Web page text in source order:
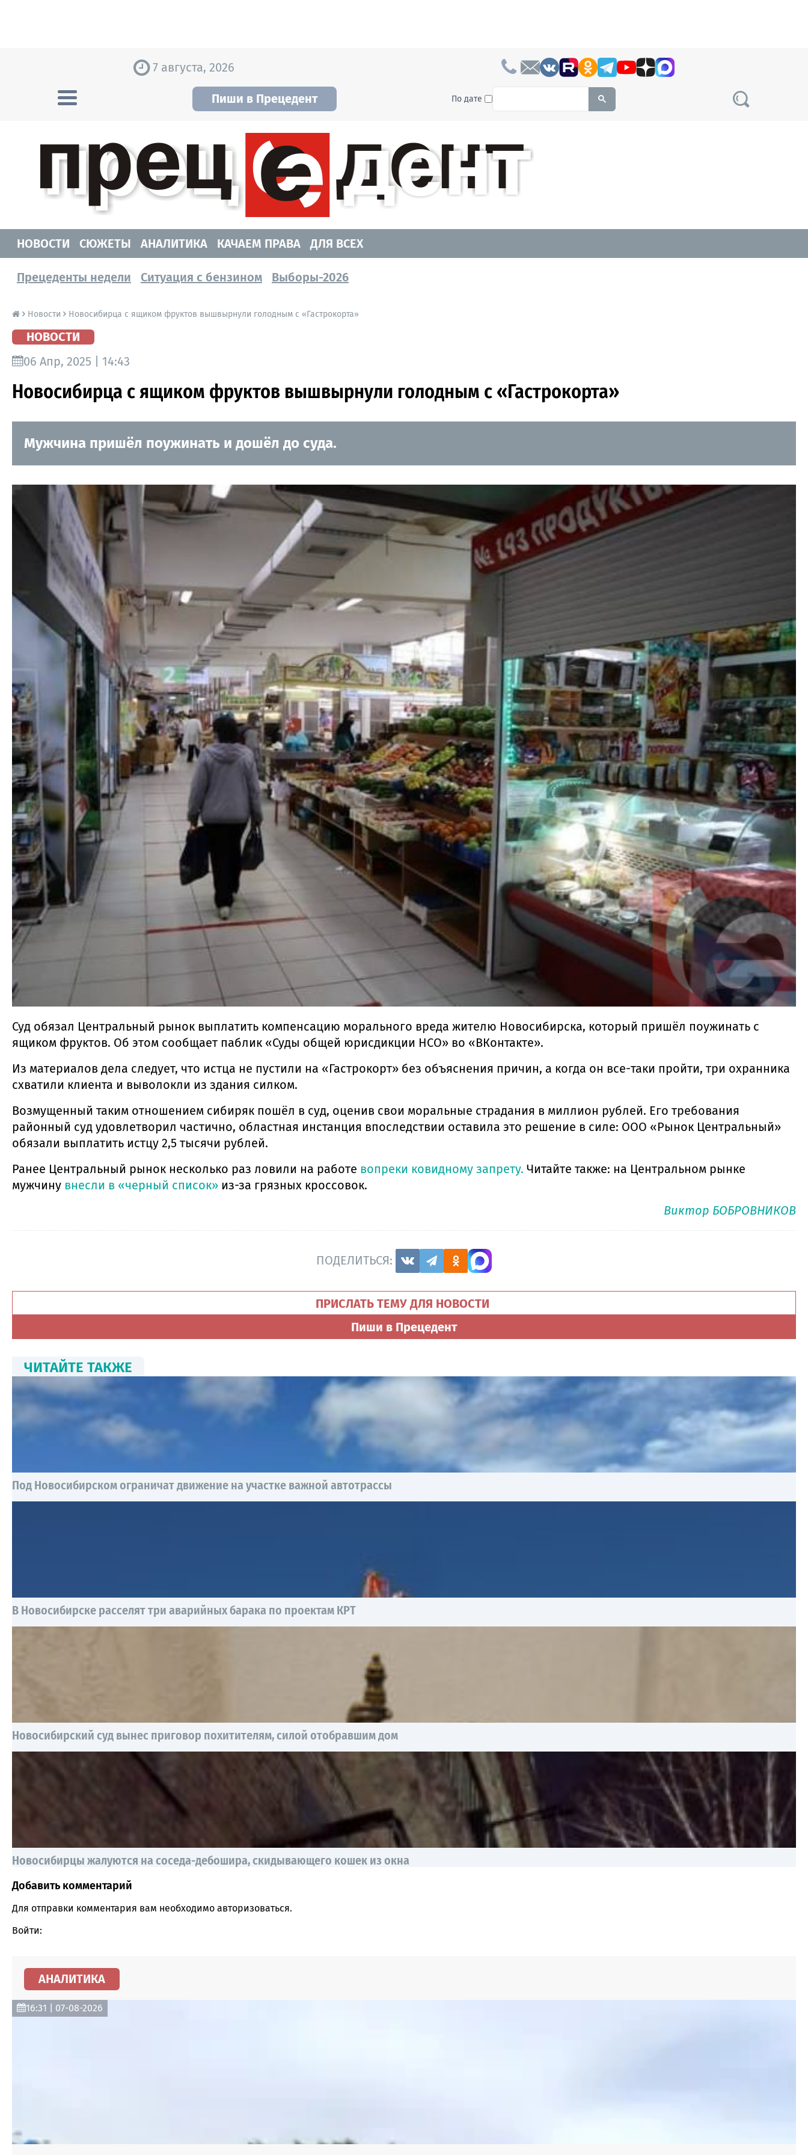
7 августа, 2026
Пиши в Прецедент По дате To search this site, enter a search term
НОВОСТИ
СЮЖЕТЫ АНАЛИТИКА КАЧАЕМ ПРАВА ДЛЯ ВСЕХ
Прецеденты недели Ситуация с бензином Выборы-2026
Новости Новосибирца с ящиком фруктов вышвырнули голодным с «Гастрокорта»
НОВОСТИ
06 Апр, 2025 | 14:43
Новосибирца с ящиком фруктов вышвырнули голодным с «Гастрокорта»
Мужчина пришёл поужинать и дошёл до суда.
Суд обязал Центральный рынок выплатить компенсацию морального вреда жителю Новосибирска, который пришёл поужинать с
ящиком фруктов. Об этом сообщает паблик «Суды общей юрисдикции НСО» во «ВКонтакте».
Из материалов дела следует, что истца не пустили на «Гастрокорт» без объяснения причин, а когда он все-таки пройти, три охранника
схватили клиента и выволокли из здания силком.
Возмущенный таким отношением сибиряк пошёл в суд, оценив свои моральные страдания в миллион рублей. Его требования
районный суд удовлетворил частично, областная инстанция впоследствии оставила это решение в силе: ООО «Рынок Центральный»
обязали выплатить истцу 2,5 тысячи рублей.
Ранее Центральный рынок несколько раз ловили на работе вопреки ковидному запрету. Читайте также: на Центральном рынке
мужчину внесли в «черный список» из-за грязных кроссовок.
Виктор БОБРОВНИКОВ
ПОДЕЛИТЬСЯ:
ПРИСЛАТЬ ТЕМУ ДЛЯ НОВОСТИ
Пиши в Прецедент
ЧИТАЙТЕ ТАКЖЕ
Под Новосибирском ограничат движение на участке важной автотрассы
В Новосибирске расселят три аварийных барака по проектам КРТ
Новосибирский суд вынес приговор похитителям, силой отобравшим дом
Новосибирцы жалуются на соседа-дебошира, скидывающего кошек из окна
Comment section
Добавить комментарий
Для отправки комментария вам необходимо авторизоваться.
Войти:
АНАЛИТИКА
16:31 | 07-08-2026